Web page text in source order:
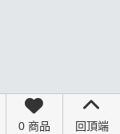
回頂端
0 商品